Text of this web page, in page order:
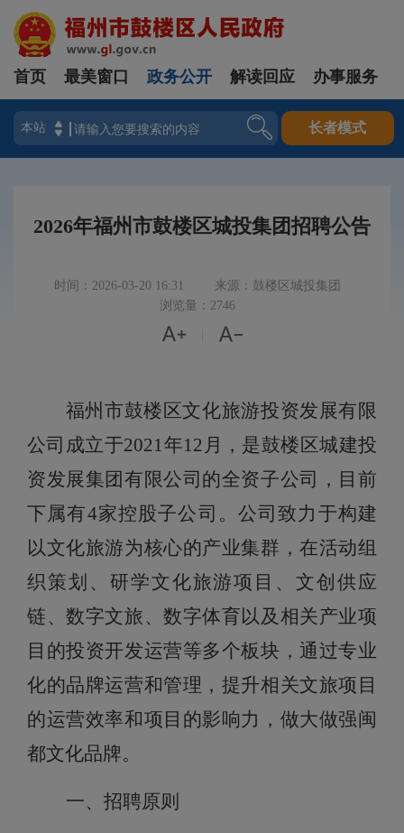
登录
首页 最美窗口 政务公开 解读回应 办事服务
长者模式
2026年福州市鼓楼区城投集团招聘公告
时间：2026-03-20 16:31
来源：鼓楼区城投集团
浏览量：2746
 
福州市鼓楼区文化旅游投资发展有限
公司成立于2021年12月，是鼓楼区城建投
资发展集团有限公司的全资子公司，目前
下属有4家控股子公司。公司致力于构建
以文化旅游为核心的产业集群，在活动组
织策划、研学文化旅游项目、文创供应
链、数字文旅、数字体育以及相关产业项
目的投资开发运营等多个板块，通过专业
化的品牌运营和管理，提升相关文旅项目
的运营效率和项目的影响力，做大做强闽
都文化品牌。
一、招聘原则